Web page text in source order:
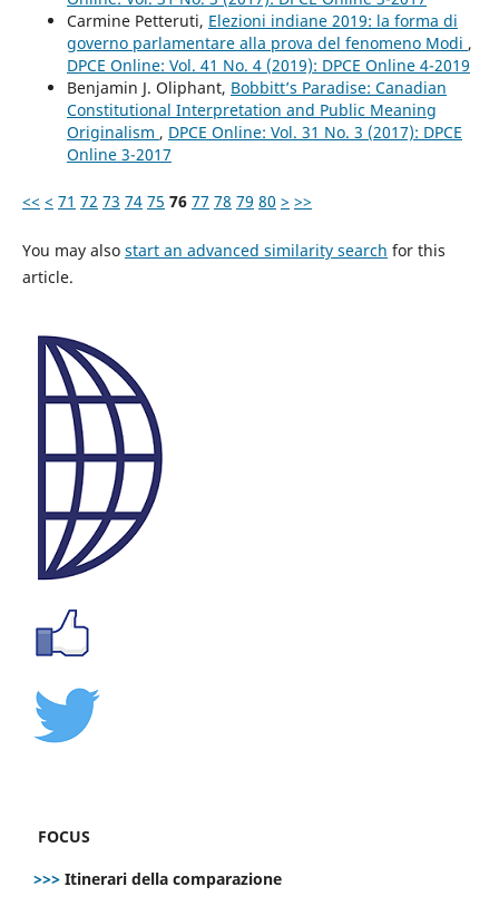
Carmine Petteruti, Elezioni indiane 2019: la forma di
governo parlamentare alla prova del fenomeno Modi ,
DPCE Online: Vol. 41 No. 4 (2019): DPCE Online 4-2019
Benjamin J. Oliphant, Bobbitt’s Paradise: Canadian
Constitutional Interpretation and Public Meaning
Originalism , DPCE Online: Vol. 31 No. 3 (2017): DPCE
Online 3-2017
<< < 71 72 73 74 75 76 77 78 79 80 > >>
You may also start an advanced similarity search for this
article.
FOCUS
>>> Itinerari della comparazione